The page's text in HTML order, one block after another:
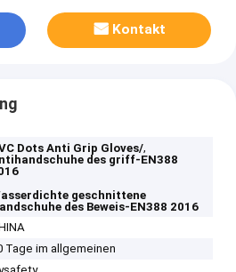
Kontakt
Dots Anti Grip Gloves/,
des griff-EN388
geschnittene
des Beweis-EN388 2016
Tage im allgemeinen